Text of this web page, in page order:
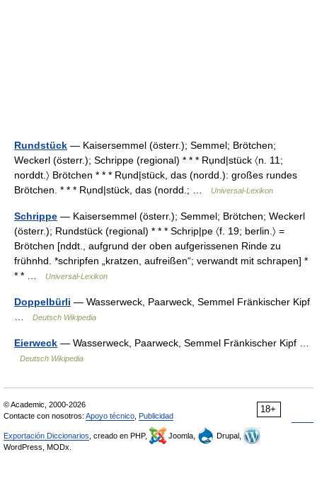
Rundstück — Kaisersemmel (österr.); Semmel; Brötchen;
Weckerl (österr.); Schrippe (regional) * * * Rụnd|stück 〈n. 11;
norddt.〉 Brötchen * * * Rụnd|stück, das (nordd.): großes rundes
Brötchen. * * * Rụnd|stück, das (nordd.; …
Universal-Lexikon
Schrippe — Kaisersemmel (österr.); Semmel; Brötchen; Weckerl
(österr.); Rundstück (regional) * * * Schrịp|pe 〈f. 19; berlin.〉 =
Brötchen [nddt., aufgrund der oben aufgerissenen Rinde zu
frühnhd. *schripfen „kratzen, aufreißen“; verwandt mit schrapen] *
* * …
Universal-Lexikon
Doppelbürli — Wasserweck, Paarweck, Semmel Fränkischer Kipf
Deutsch Wikipedia
Eierweck — Wasserweck, Paarweck, Semmel Fränkischer Kipf …
Deutsch Wikipedia
18+
© Academic, 2000-2026
Contacte con nosotros: Apoyo técnico Publicidad
Exportación Diccionarios , creado en PHP, Joomla,
Drupal,
WordPress, MODx.